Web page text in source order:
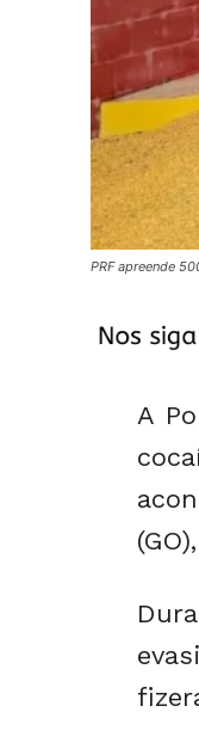
PRF apreende
A